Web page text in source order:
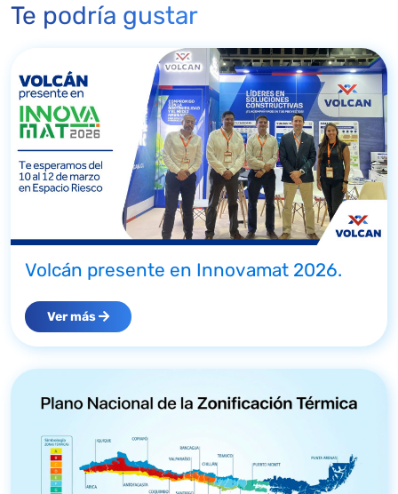
Te podría gustar
Volcán presente en Innovamat 2026.
Ver más